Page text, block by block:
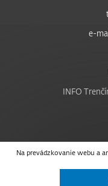
Na prevádzkovanie webu a
e-
INFO